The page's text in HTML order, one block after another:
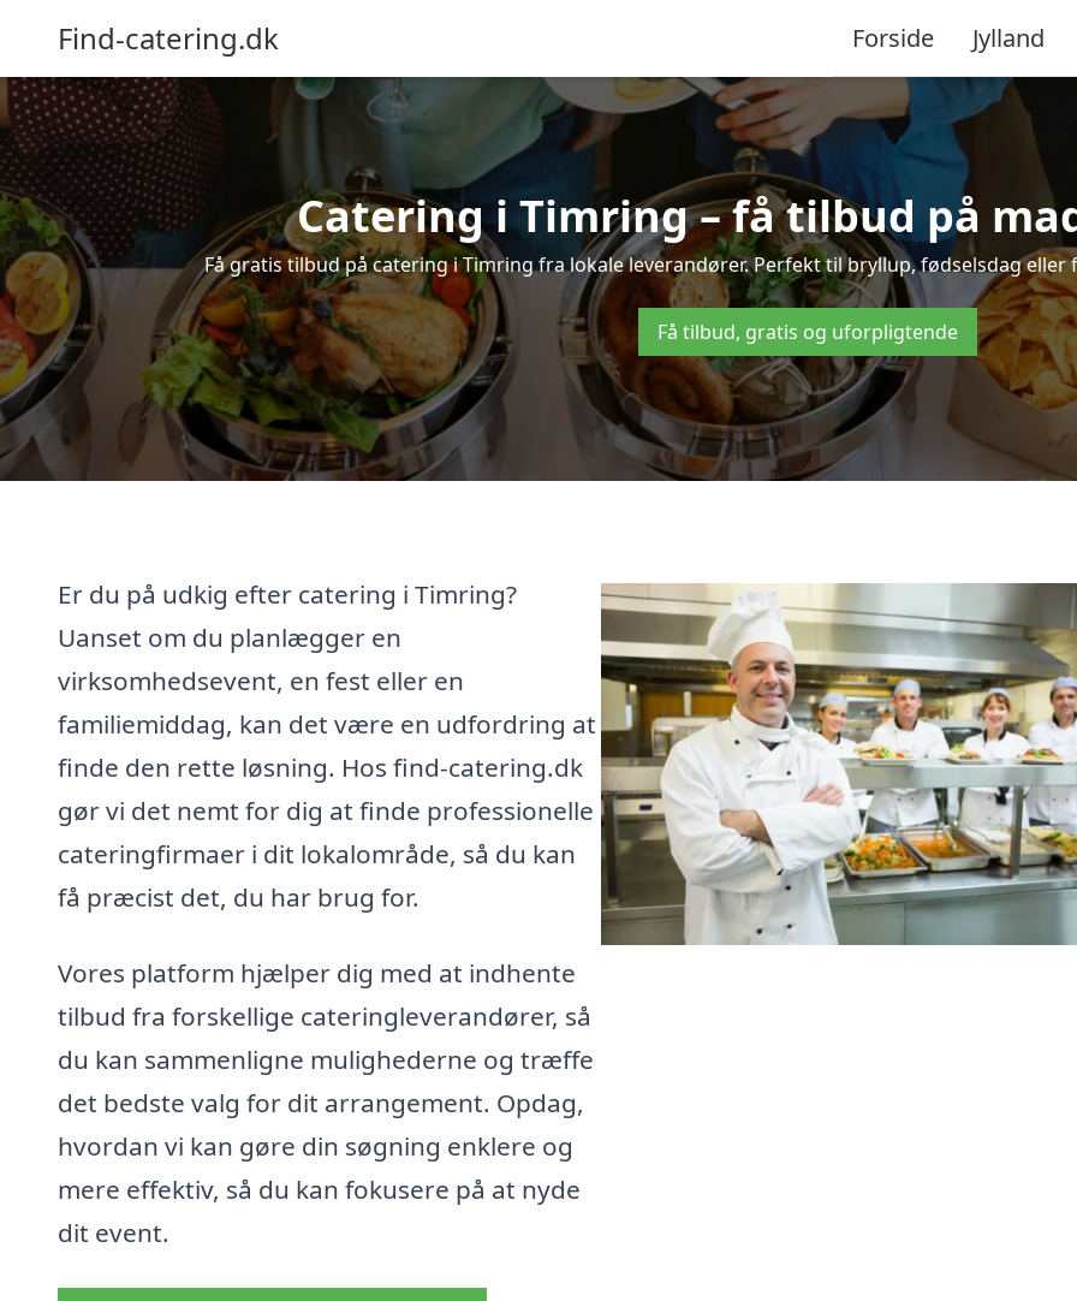
Find-catering.dk Forside Jylland
Catering i Timring – få tilbud på
Få gratis tilbud på catering i Timring fra lokale leverandører. Perfekt til bryllup, fødselsdag
Få tilbud, gratis og uforpligtende
Er du på udkig efter catering i Timring?
Uanset om du planlægger en
virksomhedsevent, en fest eller en
familiemiddag, kan det være en udfordring at
finde den rette løsning. Hos find-catering.dk
gør vi det nemt for dig at finde professionelle
cateringfirmaer i dit lokalområde, så du kan
få præcist det, du har brug for.
Vores platform hjælper dig med at indhente
tilbud fra forskellige cateringleverandører, så
du kan sammenligne mulighederne og træffe
det bedste valg for dit arrangement. Opdag,
hvordan vi kan gøre din søgning enklere og
mere effektiv, så du kan fokusere på at nyde
dit event.